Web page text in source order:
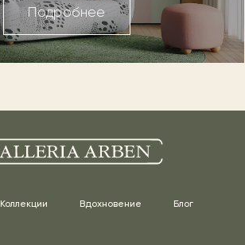
Подробнее
Коллекции Вдохновение Блог